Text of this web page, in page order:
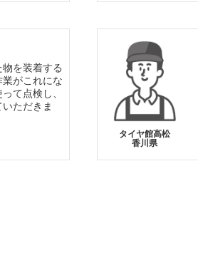
を装着する
がこれにな
て点検し、
ただきま
タイヤ館高松
香川県